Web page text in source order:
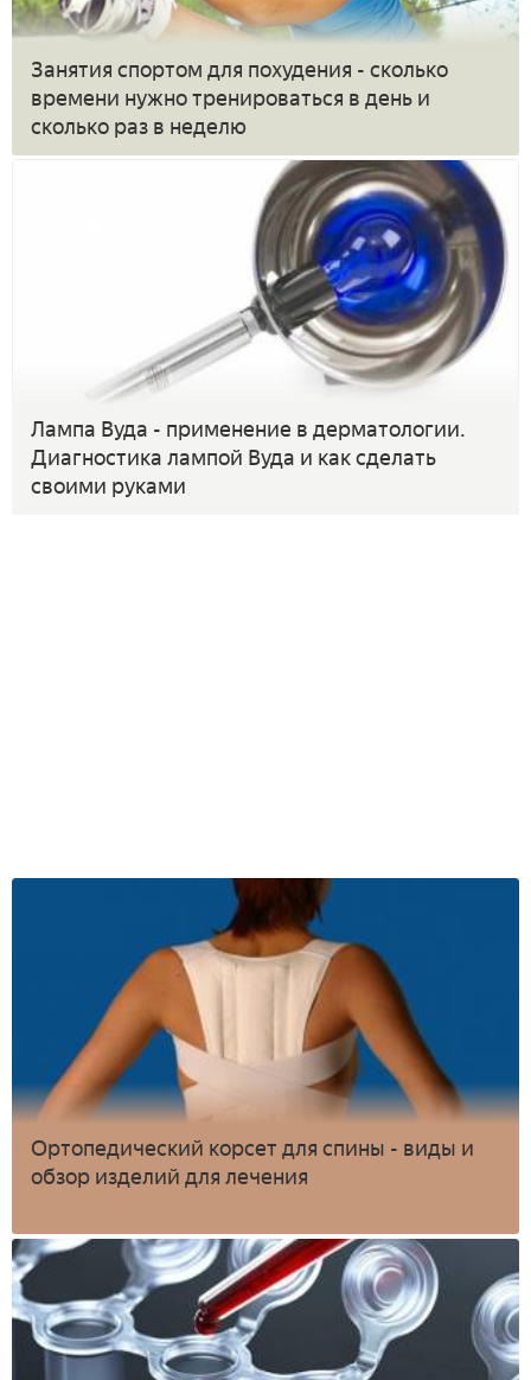
Занятия спортом для похудения - сколько
времени нужно тренироваться в день и
сколько раз в неделю
Лампа Вуда - применение в дерматологии.
Диагностика лампой Вуда и как сделать
своими руками
Ортопедический корсет для спины - виды и
обзор изделий для лечения